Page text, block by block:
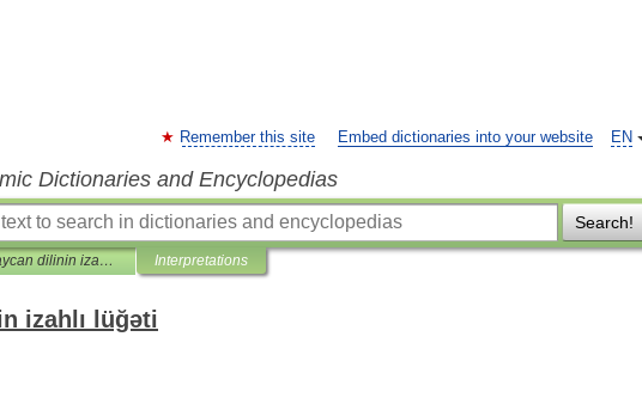
EN
Remember this site Embed dictionaries into your website
Dictionaries and Encyclopedias
Search!
Azərbaycan dilinin izahlı lüğəti Interpretations
izahlı lüğəti